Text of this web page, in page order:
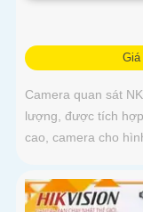
Giá
Camera quan sát
lượng, được tích
cao, camera cho